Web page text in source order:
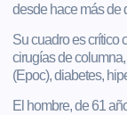
desde hace más de
Su cuadro es crítico
cirugías de
(Epoc), diabetes,
El hombre, de 61